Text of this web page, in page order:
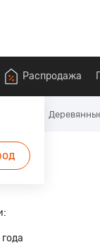
Распродажа